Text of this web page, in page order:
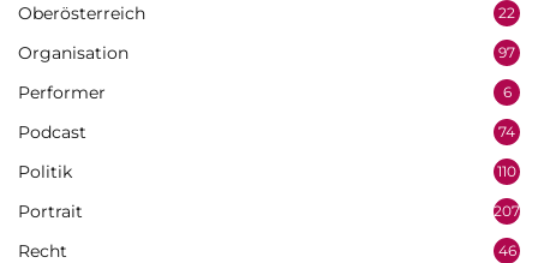
Oberösterreich 22
Organisation 97
Performer 6
Podcast 74
Politik 110
Portrait 207
Recht 46